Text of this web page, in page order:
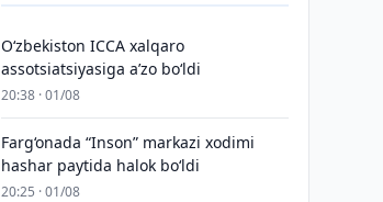
O‘zbekiston ICCA xalqaro
assotsiatsiyasiga aʼzo bo‘ldi
20:38 · 01/08
Farg‘onada “Inson” markazi xodimi
hashar paytida halok bo‘ldi
20:25 · 01/08